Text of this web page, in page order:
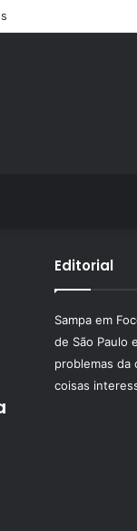
Editorial
Sampa em
de São Paulo
problemas da
coisas